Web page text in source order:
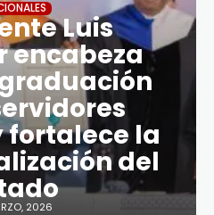
Luis
encabeza
fortalece la
del
2026